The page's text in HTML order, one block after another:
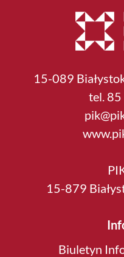
15-089
tel.
15-879
Biuletyn